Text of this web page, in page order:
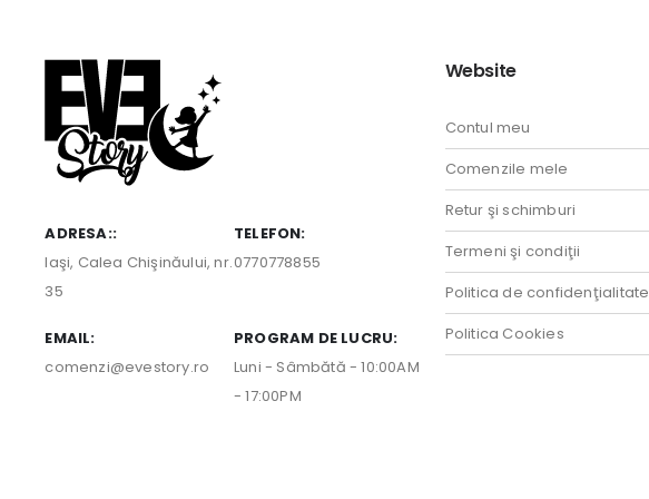
ADRESA::
Iaşi, Calea Chişinăului, nr.
35
TELEFON:
0770778855
EMAIL:
comenzi@evestory.ro
PROGRAM DE LUCRU:
Luni - Sâmbătă - 10:00AM
- 17:00PM
Website
Contul meu
Comenzile mele
Retur şi schimburi
Termeni şi condiţii
Politica de confidenţialitate
Politica Cookies